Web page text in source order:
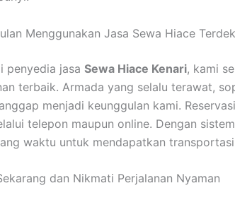
Menggunakan Jasa Sewa Hiace
penyedia jasa Sewa Hiace Kenari, kami
terbaik. Armada yang selalu terawat,
menjadi keunggulan kami.
telepon maupun online. Dengan
waktu untuk mendapatkan
dan Nikmati Perjalanan Nyaman